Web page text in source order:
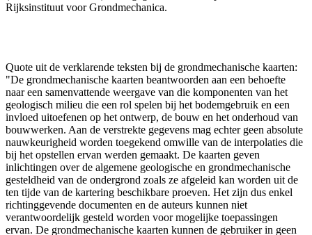
Rijksinstituut voor Grondmechanica.
Quote uit de verklarende teksten bij de grondmechanische kaarten:
"De grondmechanische kaarten beantwoorden aan een behoefte
naar een samenvattende weergave van die komponenten van het
geologisch milieu die een rol spelen bij het bodemgebruik en een
invloed uitoefenen op het ontwerp, de bouw en het onderhoud van
bouwwerken. Aan de verstrekte gegevens mag echter geen absolute
nauwkeurigheid worden toegekend omwille van de interpolaties die
bij het opstellen ervan werden gemaakt. De kaarten geven
inlichtingen over de algemene geologische en grondmechanische
gesteldheid van de ondergrond zoals ze afgeleid kan worden uit de
ten tijde van de kartering beschikbare proeven. Het zijn dus enkel
richtinggevende documenten en de auteurs kunnen niet
verantwoordelijk gesteld worden voor mogelijke toepassingen
ervan. De grondmechanische kaarten kunnen de gebruiker in geen